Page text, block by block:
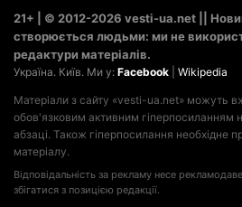
21+ | © 2012-2026 vesti-ua.net ||
створюється людьми: ми не
редактури матеріалів.
Україна. Київ. Ми у: Facebook Wikipedia
Матеріали з сайту «vesti-ua.net» можуть
обов'язковим активним
абзаці. Також гіперпосилання необхідне
матеріалу.
Відповідальність за рекламу несе
збігатися з позицією редакції.